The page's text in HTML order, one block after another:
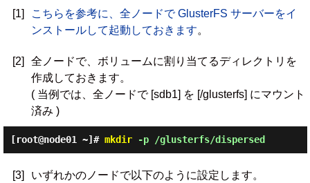
[1]
こちらを参考に、全ノードで GlusterFS サーバーをイ
ンストールして起動しておきます。
[2]
全ノードで、ボリュームに割り当てるディレクトリを
作成しておきます。
( 当例では、全ノードで [sdb1] を [/glusterfs] にマウント
済み )
[root@node01 ~]# mkdir-p /glusterfs/dispersed
[3] いずれかのノードで以下のように設定します。